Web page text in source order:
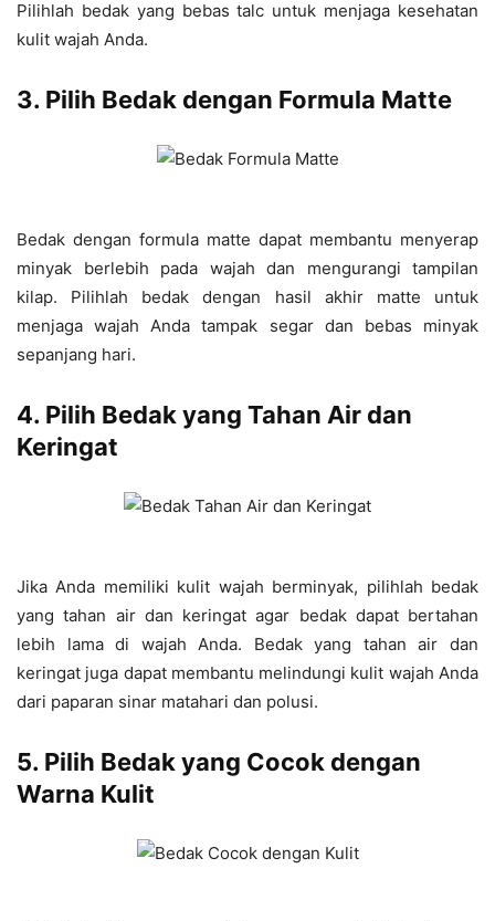
Pilihlah bedak yang bebas talc untuk menjaga kesehatan
kulit wajah Anda.
3. Pilih Bedak dengan Formula Matte
Bedak dengan formula matte dapat membantu menyerap
minyak berlebih pada wajah dan mengurangi tampilan
kilap. Pilihlah bedak dengan hasil akhir matte untuk
menjaga wajah Anda tampak segar dan bebas minyak
sepanjang hari.
4. Pilih Bedak yang Tahan Air dan
Keringat
Jika Anda memiliki kulit wajah berminyak, pilihlah bedak
yang tahan air dan keringat agar bedak dapat bertahan
lebih lama di wajah Anda. Bedak yang tahan air dan
keringat juga dapat membantu melindungi kulit wajah Anda
dari paparan sinar matahari dan polusi.
5. Pilih Bedak yang Cocok dengan
Warna Kulit